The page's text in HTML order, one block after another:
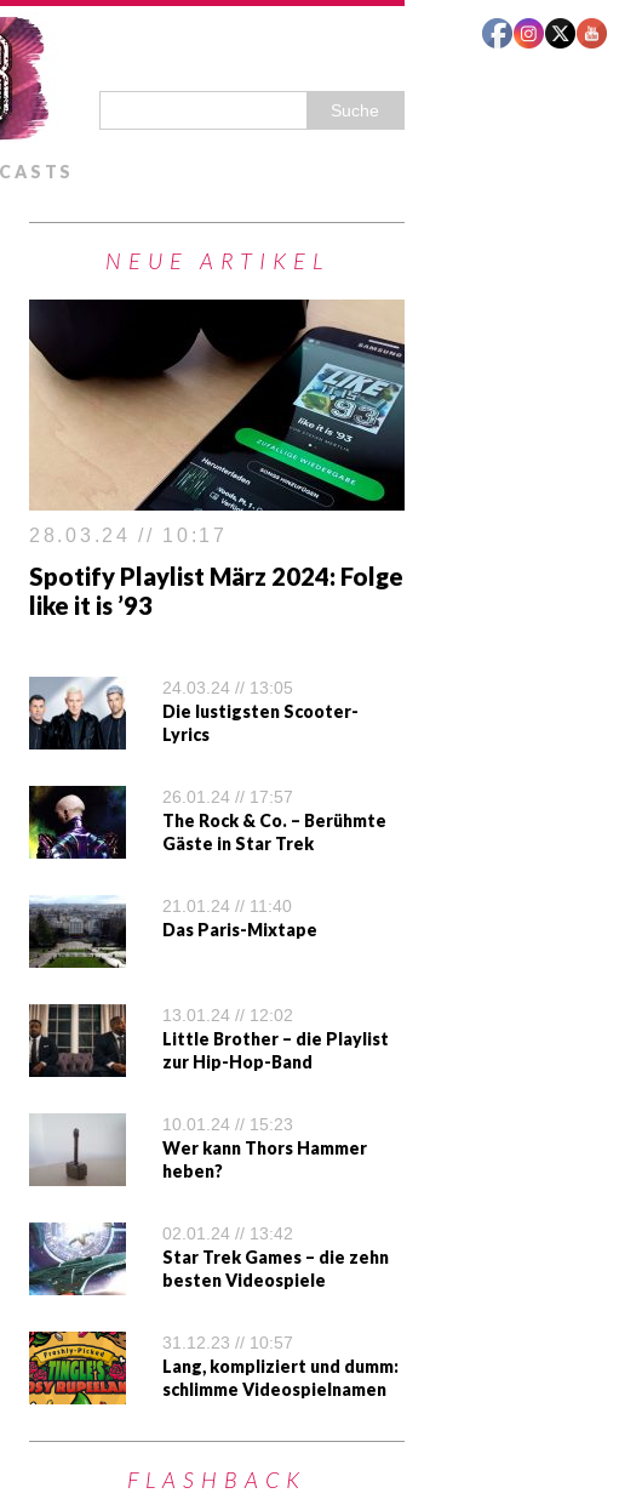
NEUE ARTIKEL
28.03.24 // 10:17
Spotify Playlist März 2024: Folge
like it is ’93
24.03.24 // 13:05
Die lustigsten Scooter-
Lyrics
26.01.24 // 17:57
The Rock & Co. – Berühmte
Gäste in Star Trek
21.01.24 // 11:40
Das Paris-Mixtape
13.01.24 // 12:02
Little Brother – die Playlist
zur Hip-Hop-Band
10.01.24 // 15:23
Wer kann Thors Hammer
heben?
02.01.24 // 13:42
Star Trek Games – die zehn
besten Videospiele
31.12.23 // 10:57
Lang, kompliziert und dumm:
schlimme Videospielnamen
FLASHBACK